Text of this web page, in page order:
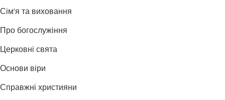
Сім'я та виховання
Про богослужіння
Церковні свята
Основи віри
Справжні християни